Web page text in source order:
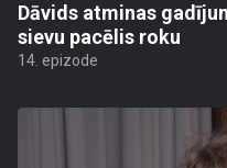
Dāvids atminas
sievu pacēlis roku
14. epizode